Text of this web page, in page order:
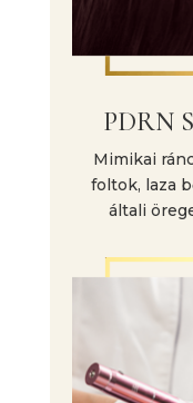
PDRN
Mimikai
foltok, laza
általi